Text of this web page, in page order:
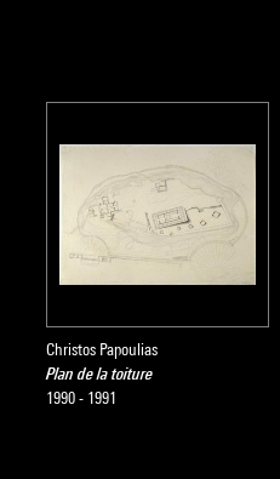
Christos Papoulias
Plan de la toiture
1990 - 1991